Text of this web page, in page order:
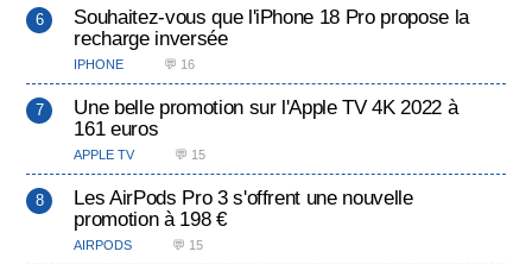
Souhaitez-vous que l'iPhone 18 Pro propose la
recharge inversée
IPHONE 💬 16
Une belle promotion sur l'Apple TV 4K 2022 à
161 euros
APPLE TV 💬 15
Les AirPods Pro 3 s'offrent une nouvelle
promotion à 198 €
AIRPODS 💬 15